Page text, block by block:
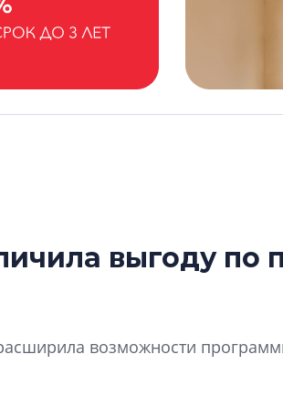
выгоду по
возможности